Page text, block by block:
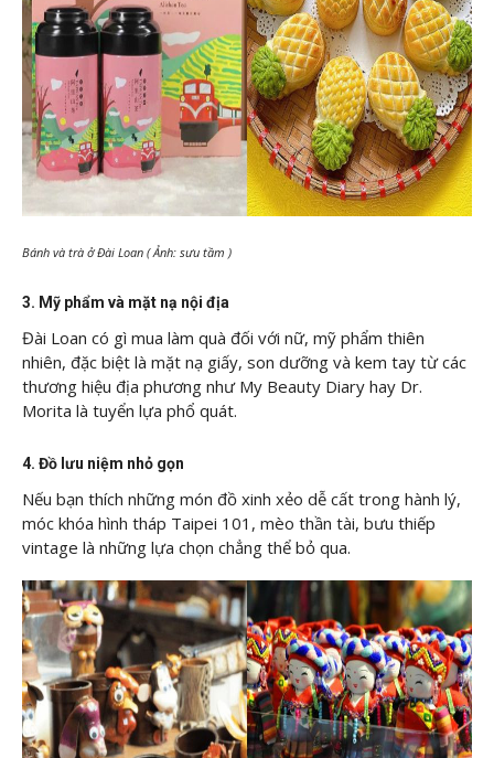
Bánh và trà ở Đài Loan ( Ảnh: sưu tầm )
3. Mỹ phẩm và mặt nạ nội địa
Đài Loan có gì mua làm quà đối với nữ, mỹ phẩm thiên
nhiên, đặc biệt là mặt nạ giấy, son dưỡng và kem tay từ các
thương hiệu địa phương như My Beauty Diary hay Dr.
Morita là tuyển lựa phổ quát.
4. Đồ lưu niệm nhỏ gọn
Nếu bạn thích những món đồ xinh xẻo dễ cất trong hành lý,
móc khóa hình tháp Taipei 101, mèo thần tài, bưu thiếp
vintage là những lựa chọn chẳng thể bỏ qua.